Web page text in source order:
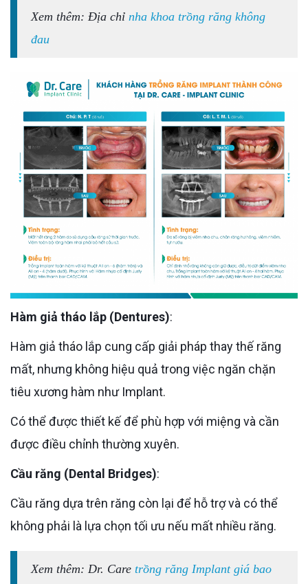
Xem thêm: Địa chỉ nha khoa trồng răng không
đau
Hàm giả tháo lắp (Dentures):
Hàm giả tháo lắp cung cấp giải pháp thay thế răng
mất, nhưng không hiệu quả trong việc ngăn chặn
tiêu xương hàm như Implant.
Có thể được thiết kế để phù hợp với miệng và cần
được điều chỉnh thường xuyên.
Cầu răng (Dental Bridges):
Cầu răng dựa trên răng còn lại để hỗ trợ và có thể
không phải là lựa chọn tối ưu nếu mất nhiều răng.
Xem thêm: Dr. Care trồng răng Implant giá bao